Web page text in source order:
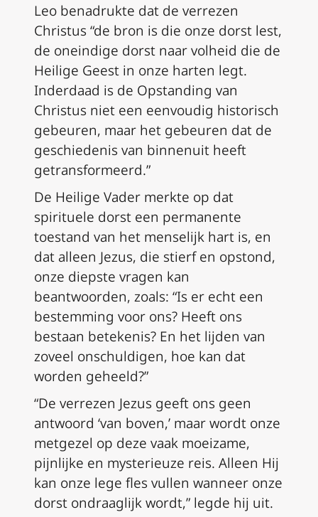
Leo benadrukte dat de verrezen
Christus “de bron is die onze dorst lest,
de oneindige dorst naar volheid die de
Heilige Geest in onze harten legt.
Inderdaad is de Opstanding van
Christus niet een eenvoudig historisch
gebeuren, maar het gebeuren dat de
geschiedenis van binnenuit heeft
getransformeerd.”
De Heilige Vader merkte op dat
spirituele dorst een permanente
toestand van het menselijk hart is, en
dat alleen Jezus, die stierf en opstond,
onze diepste vragen kan
beantwoorden, zoals: “Is er echt een
bestemming voor ons? Heeft ons
bestaan betekenis? En het lijden van
zoveel onschuldigen, hoe kan dat
worden geheeld?”
“De verrezen Jezus geeft ons geen
antwoord ‘van boven,’ maar wordt onze
metgezel op deze vaak moeizame,
pijnlijke en mysterieuze reis. Alleen Hij
kan onze lege fles vullen wanneer onze
dorst ondraaglijk wordt,” legde hij uit.